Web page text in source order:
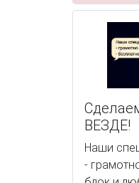
ВЕЗДЕ!
Наши
-